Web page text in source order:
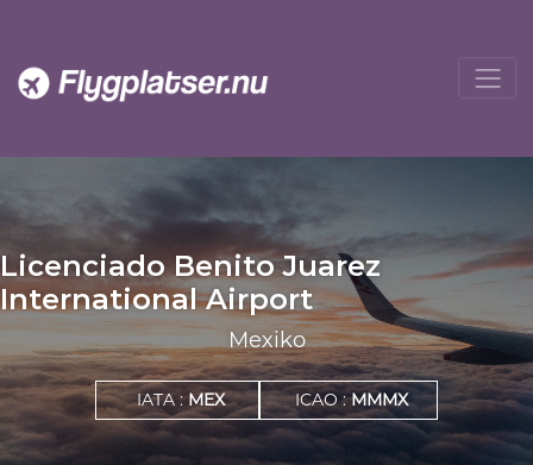
Licenciado Benito Juarez
International Airport
Mexiko
IATA :MEX ICAO :MMMX